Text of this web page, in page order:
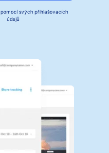
pomocí svých přihlašovacích
údajů